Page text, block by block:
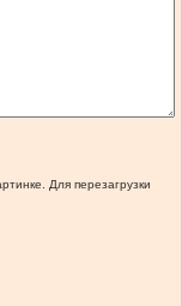
Для перезагрузки